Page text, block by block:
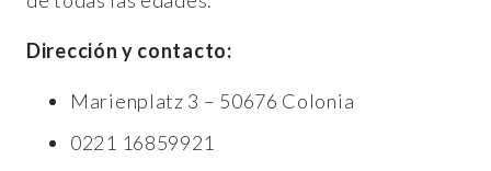
Dirección y contacto:
Marienplatz 3 – 50676 Colonia
0221 16859921